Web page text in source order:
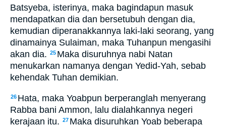
Batsyeba, isterinya, maka bagindapun masuk
mendapatkan dia dan bersetubuh dengan dia,
kemudian diperanakkannya laki-laki seorang, yang
dinamainya Sulaiman, maka Tuhanpun mengasihi
akan dia. 25 Maka disuruhnya nabi Natan
menukarkan namanya dengan Yedid-Yah, sebab
kehendak Tuhan demikian.
26 Hata, maka Yoabpun berperanglah menyerang
Rabba bani Ammon, lalu dialahkannya negeri
kerajaan itu. 27 Maka disuruhkan Yoab beberapa